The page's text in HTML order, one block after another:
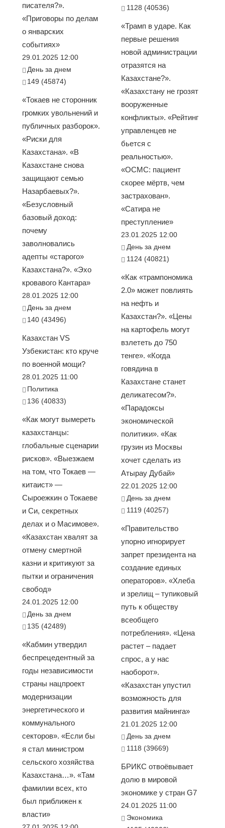
писателя?».
«Приговоры по делам
о январских
событиях»
29.01.2025 12:00
День за днем
149 (45874)
«Токаев не сторонник
громких увольнений и
публичных разборок».
«Риски для
Казахстана». «В
Казахстане снова
защищают семью
Назарбаевых?».
«Безусловный
базовый доход:
почему
заволновались
адепты «старого»
Казахстана?». «Эхо
кровавого Кантара»
28.01.2025 12:00
День за днем
140 (43496)
Казахстан VS
Узбекистан: кто круче
по военной мощи?
28.01.2025 11:00
Политика
136 (40833)
«Как могут вымереть
казахстанцы:
глобальные сценарии
рисков». «Выезжаем
на том, что Токаев —
китаист» —
Сыроежкин о Токаеве
и Си, секретных
делах и о Масимове».
«Казахстан хвалят за
отмену смертной
казни и критикуют за
пытки и ограничения
свобод»
24.01.2025 12:00
День за днем
135 (42489)
«Кабмин утвердил
беспрецедентный за
годы независимости
страны нацпроект
модернизации
энергетического и
коммунального
секторов». «Если бы
я стал министром
сельского хозяйства
Казахстана…». «Там
фамилии всех, кто
был приближен к
власти»
1128 (40536)
«Трамп в ударе. Как
первые решения
новой администрации
отразятся на
Казахстане?».
«Казахстану не грозят
вооруженные
конфликты». «Рейтинг
управленцев не
бьется с
реальностью».
«ОСМС: пациент
скорее мёртв, чем
застрахован».
«Сатира не
преступление»
23.01.2025 12:00
День за днем
1124 (40821)
«Как «трампономика
2.0» может повлиять
на нефть и
Казахстан?». «Цены
на картофель могут
взлететь до 750
тенге». «Когда
говядина в
Казахстане станет
деликатесом?».
«Парадоксы
экономической
политики». «Как
грузин из Москвы
хочет сделать из
Атырау Дубай»
22.01.2025 12:00
День за днем
1119 (40257)
«Правительство
упорно игнорирует
запрет президента на
создание единых
операторов». «Хлеба
и зрелищ – тупиковый
путь к обществу
всеобщего
потребления». «Цена
растет – падает
спрос, а у нас
наоборот».
«Казахстан упустил
возможность для
развития майнинга»
21.01.2025 12:00
День за днем
1118 (39669)
БРИКС отвоёвывает
долю в мировой
экономике у стран G7
24.01.2025 11:00
Экономика